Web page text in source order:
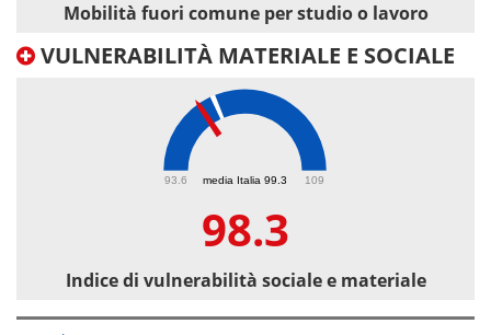
Mobilità fuori comune per studio o lavoro
VULNERABILITÀ MATERIALE E SOCIALE
media Italia 99.3
93.6 109
98.3
Indice di vulnerabilità sociale e materiale